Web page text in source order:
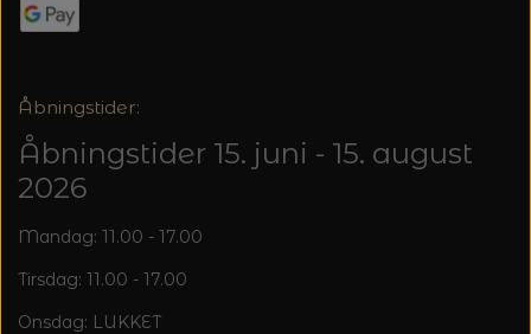
Åbningstider:
Åbningstider 15. juni - 15. august
2026
Mandag: 11.00 - 17.00
Tirsdag: 11.00 - 17.00
Onsdag: LUKKET